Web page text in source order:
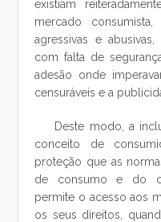
existiam
mercado consumista,
agressivas e
com falta de
adesão onde
censuráveis e a
Deste modo, a
conceito de
proteção que as
de consumo e do
permite o acesso aos
os seus direitos,